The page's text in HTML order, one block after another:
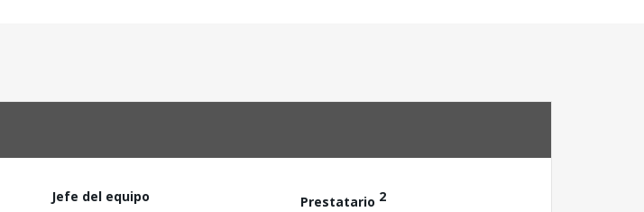
Jefe del equipo
Prestatario 2